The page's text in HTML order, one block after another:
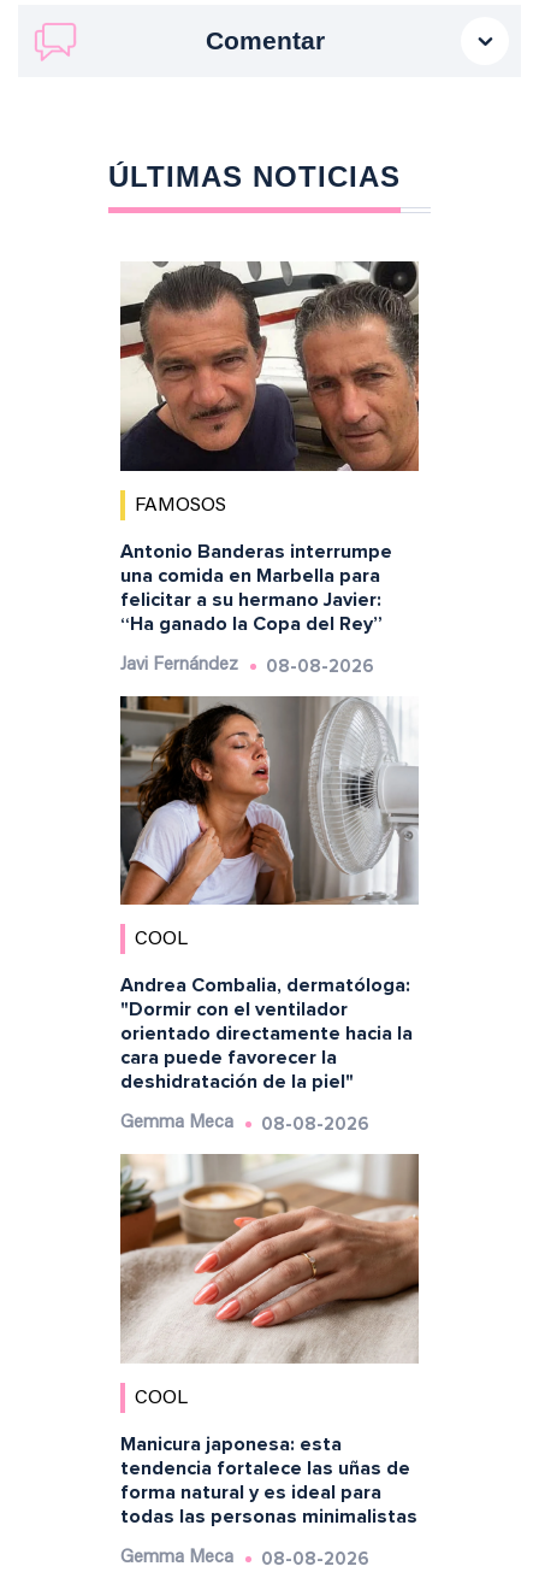
Comentar
ÚLTIMAS NOTICIAS
FAMOSOS
Antonio Banderas interrumpe
una comida en Marbella para
felicitar a su hermano Javier:
“Ha ganado la Copa del Rey”
Javi Fernández 08-08-2026
COOL
Andrea Combalia, dermatóloga:
"Dormir con el ventilador
orientado directamente hacia la
cara puede favorecer la
deshidratación de la piel"
Gemma Meca 08-08-2026
COOL
Manicura japonesa: esta
tendencia fortalece las uñas de
forma natural y es ideal para
todas las personas minimalistas
Gemma Meca 08-08-2026